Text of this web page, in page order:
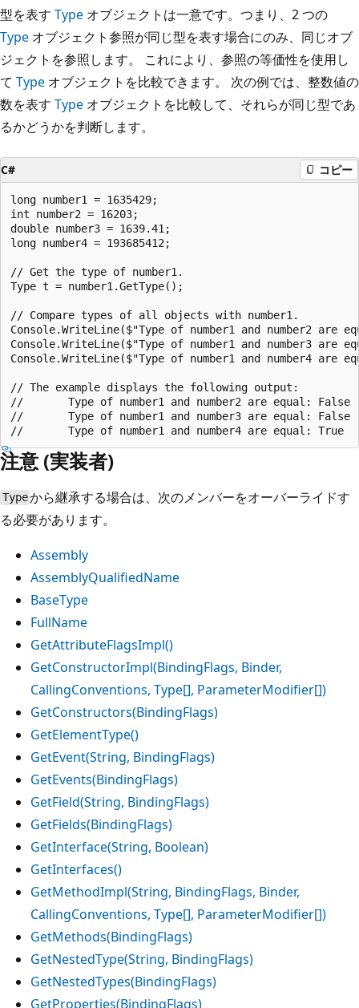
型を表す Type オブジェクトは一意です。つまり、2 つの
Type オブジェクト参照が同じ型を表す場合にのみ、同じオブ
ジェクトを参照します。 これにより、参照の等価性を使用し
て Type オブジェクトを比較できます。 次の例では、整数値の
数を表す Type オブジェクトを比較して、それらが同じ型であ
るかどうかを判断します。
C# コピー
long number1 = 1635429;
int number2 = 16203;
double number3 = 1639.41;
long number4 = 193685412;
// Get the type of number1.
Type t = number1.GetType();
// Compare types of all objects with number1.
Console.WriteLine($"Type of number1 and number2
Console.WriteLine($"Type of number1 and number3
Console.WriteLine($"Type of number1 and number4
// The example displays the following output:
//       Type of number1 and number2 are equal: False
//       Type of number1 and number3 are equal: False
注意 (実装者)
Typeから継承する場合は、次のメンバーをオーバーライドす
る必要があります。
Assembly
AssemblyQualifiedName
BaseType
FullName
GetAttributeFlagsImpl()
GetConstructorImpl(BindingFlags, Binder,
CallingConventions, Type[], ParameterModifier[])
GetConstructors(BindingFlags)
GetElementType()
GetEvent(String, BindingFlags)
GetEvents(BindingFlags)
GetField(String, BindingFlags)
GetFields(BindingFlags)
GetInterface(String, Boolean)
GetInterfaces()
GetMethodImpl(String, BindingFlags, Binder,
CallingConventions, Type[], ParameterModifier[])
GetMethods(BindingFlags)
GetNestedType(String, BindingFlags)
GetNestedTypes(BindingFlags)
GetProperties(BindingFlags)